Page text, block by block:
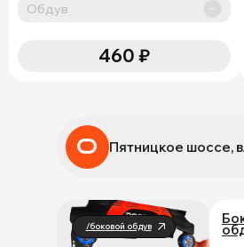
Обдув
460 ₽
/боковой обдув
Пятницкое шоссе,